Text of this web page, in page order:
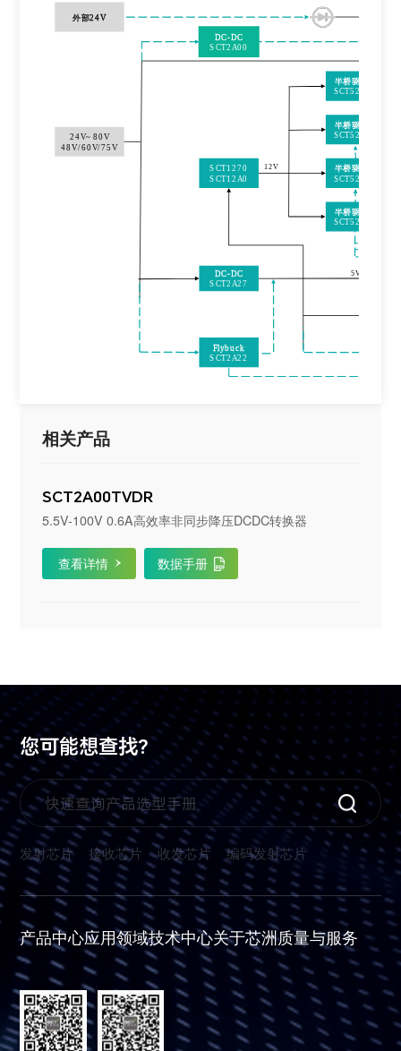
外部 24V
DC-
DC
SCT2A00
半
24V~80V
48V/60V/75V
SCT1270
SCT12A0
DC-
DC
SCT2A27
Flybuck
SCT2A22
半
半
半
5V
12V
相关产品
SCT2A00TVDR
5.5V-100V 0.6A高效率非同步降压DCDC转换器
查看详情 数据手册
您可能想查找?
发射芯片 接收芯片 收发芯片 编码发射芯片
产品中心应用领域技术中心关于芯洲质量与服务